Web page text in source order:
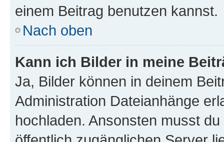
einem Beitrag benutzen kannst.
Nach oben
Kann ich Bilder in meine
Ja, Bilder können in deinem
Administration Dateianhänge
hochladen. Ansonsten musst